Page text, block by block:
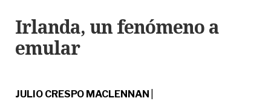
Irlanda, un fenómeno a
emular
JULIO CRESPO MACLENNAN